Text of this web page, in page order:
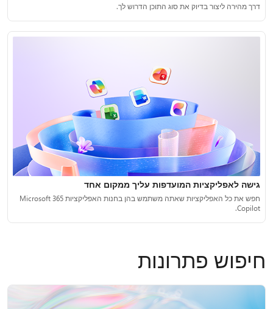
דרך מהירה ליצור בדיוק את סוג התוכן הדרוש לך.
גישה לאפליקציות המועדפות עליך ממקום אחד
חפש את כל האפליקציות שאתה משתמש בהן בחנות האפליקציות Microsoft 365
Copilot.
חיפוש פתרונות